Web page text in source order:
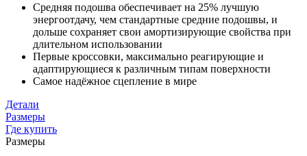
Средняя подошва обеспечивает на 25% лучшую
энергоотдачу, чем стандартные средние подошвы, и
дольше сохраняет свои амортизирующие свойства при
длительном использовании
Первые кроссовки, максимально реагирующие и
адаптирующиеся к различным типам поверхности
Самое надёжное сцепление в мире
Детали
Размеры
Где купить
Размеры